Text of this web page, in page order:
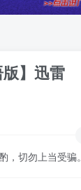
】迅雷
，切勿上当受骗。